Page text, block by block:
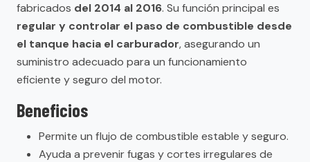
fabricados del 2014 al 2016. Su función principal es
regular y controlar el paso de combustible desde
el tanque hacia el carburador, asegurando un
suministro adecuado para un funcionamiento
eficiente y seguro del motor.
Beneficios
Permite un flujo de combustible estable y seguro.
Ayuda a prevenir fugas y cortes irregulares de